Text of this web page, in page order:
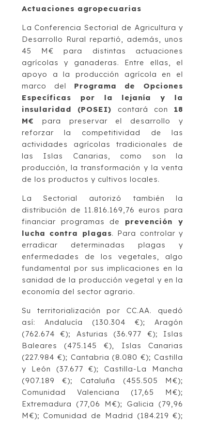
Actuaciones agropecuarias
La Conferencia Sectorial de Agricultura y
Desarrollo Rural repartió, además, unos
45 M€ para distintas actuaciones
agrícolas y ganaderas. Entre ellas, el
apoyo a la producción agrícola en el
marco del Programa de Opciones
Específicas por la lejanía y la
insularidad (POSEI) contará con 18
M€ para preservar el desarrollo y
reforzar la competitividad de las
actividades agrícolas tradicionales de
las Islas Canarias, como son la
producción, la transformación y la venta
de los productos y cultivos locales.
La Sectorial autorizó también la
distribución de 11.816.169,76 euros para
financiar programas de prevención y
lucha contra plagas. Para controlar y
erradicar determinadas plagas y
enfermedades de los vegetales, algo
fundamental por sus implicaciones en la
sanidad de la producción vegetal y en la
economía del sector agrario.
Su territorialización por CC.AA. quedó
así: Andalucía (130.304 €); Aragón
(762.674 €); Asturias (36.977 €); Islas
Baleares (475.145 €), Islas Canarias
(227.984 €); Cantabria (8.080 €); Castilla
y León (37.677 €); Castilla-La Mancha
(907.189 €); Cataluña (455.505 M€);
Comunidad Valenciana (17,65 M€);
Extremadura (77,06 M€); Galicia (79,96
M€); Comunidad de Madrid (184.219 €);